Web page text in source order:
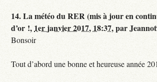
14.La météo du RER (mis à jour en
d’or !, 1er janvier 2017, 18:37,par
Bonsoir
Tout d’abord une bonne et heureuse année